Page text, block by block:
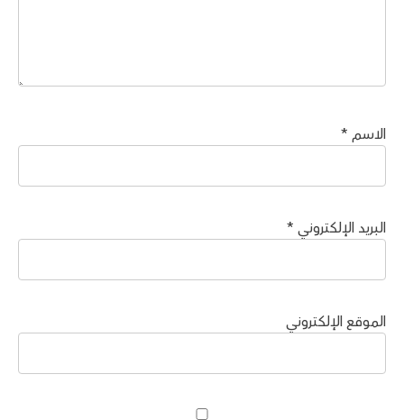
الاسم *
البريد الإلكتروني *
الموقع الإلكتروني